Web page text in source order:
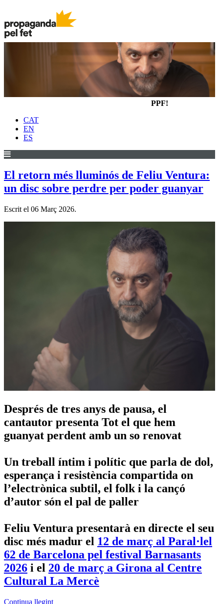
PPF!
CAT
EN
ES
El retorn més lluminós de Feliu Ventura:
un disc sobre perdre per poder guanyar
Escrit el 06 Març 2026.
Després de tres anys de pausa, el
cantautor presenta Tot el que hem
guanyat perdent amb un so renovat
Un treball íntim i polític que parla de dol,
esperança i resistència compartida on
l’electrònica subtil, el folk i la cançó
d’autor són el pal de paller
Feliu Ventura presentarà en directe el seu
disc més madur el 12 de març al Paral·lel
62 de Barcelona pel festival Barnasants
2026 i el 20 de març a Girona al Centre
Cultural La Mercè
Continua llegint